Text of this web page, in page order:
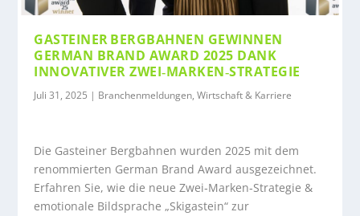
GASTEINER BERGBAHNEN GEWINNEN
GERMAN BRAND AWARD 2025 DANK
INNOVATIVER ZWEI‑MARKEN‑STRATEGIE
Juli 31, 2025 | Branchenmeldungen,Wirtschaft & Karriere
Die Gasteiner Bergbahnen wurden 2025 mit dem
renommierten German Brand Award ausgezeichnet.
Erfahren Sie, wie die neue Zwei‑Marken‑Strategie &
emotionale Bildsprache „Skigastein“ zur